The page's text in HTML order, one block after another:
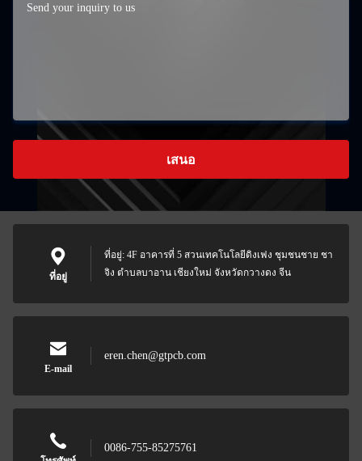
เสนอ
ที่อยู่
ที่อยู่: 4F อาคารที่ 5 สวนเทคโนโลยีดิงเฟง ชุมชนชาย ชา
จิง ตําบลบาอาน เชียงใหม่ จังหวัดกวางดง จีน
E-mail
eren.chen@gtpcb.com
0086-755-85275761